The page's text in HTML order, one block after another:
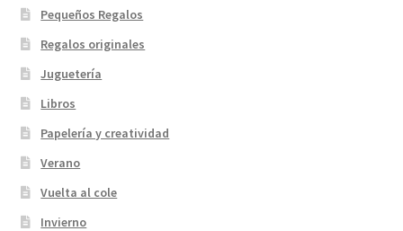
Pequeños Regalos
Regalos originales
Juguetería
Libros
Papelería y creatividad
Verano
Vuelta al cole
Invierno